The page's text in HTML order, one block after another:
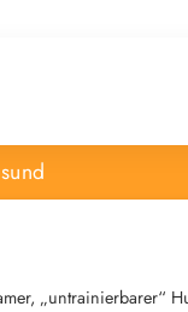
„untrainierbarer“